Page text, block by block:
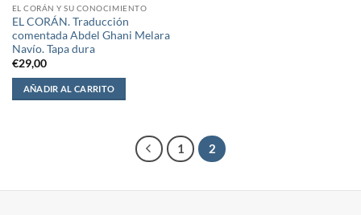
EL CORÁN Y SU CONOCIMIENTO
EL CORÁN. Traducción
comentada Abdel Ghani Melara
Navío. Tapa dura
€29,00
AÑADIR AL CARRITO
1 2